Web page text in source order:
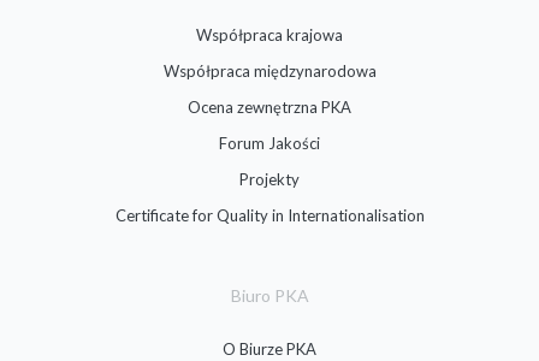
Współpraca krajowa
Współpraca międzynarodowa
Ocena zewnętrzna PKA
Forum Jakości
Projekty
Certificate for Quality in Internationalisation
Biuro PKA
O Biurze PKA